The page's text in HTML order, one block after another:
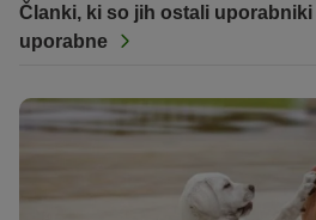
Članki, ki so jih ostali
uporabne